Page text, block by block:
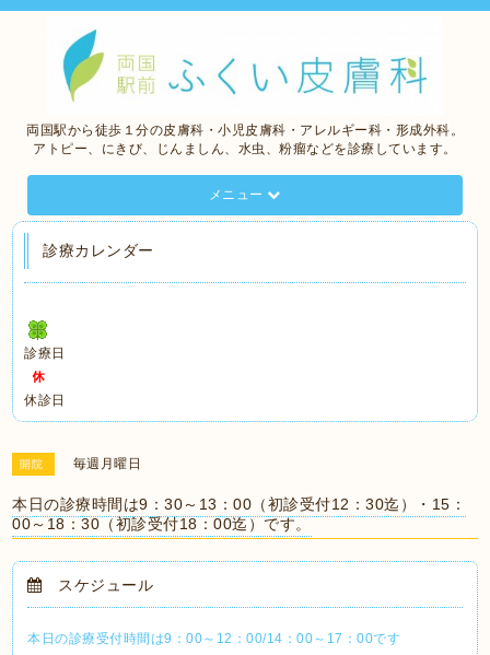
両国駅から徒歩１分の皮膚科・小児皮膚科・アレルギー科・形成外科。
アトピー、にきび、じんましん、水虫、粉瘤などを診療しています。
メニュー
診療カレンダー
診療日
休診日
開院 毎週月曜日
本日の診療時間は9：30～13：00（初診受付12：30迄）・15：
00～18：30（初診受付18：00迄）です。
スケジュール
本日の診療受付時間は9：00～12：00/14：00～17：00です